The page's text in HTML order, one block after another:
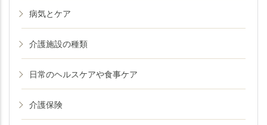
病気とケア
介護施設の種類
日常のヘルスケアや食事ケア
介護保険